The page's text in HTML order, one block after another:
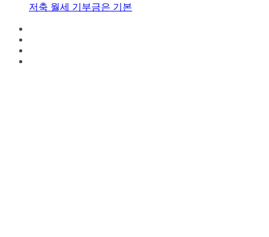
저축 월세 기부금은 기본